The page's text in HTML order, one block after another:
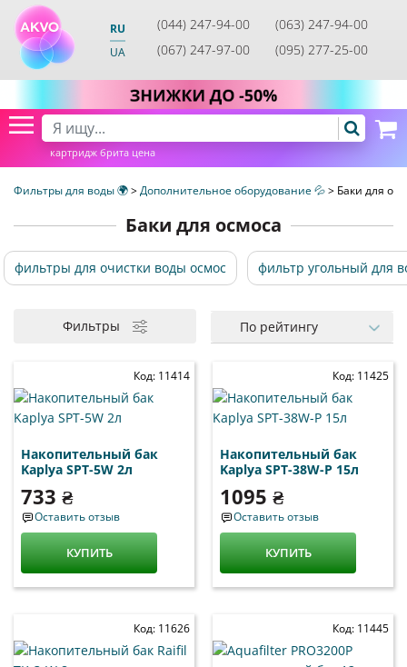
RU
UA
(044) 247-94-00
(063) 247-94-00
(067) 247-97-00
(095) 277-25-00
картридж брита цена
Фильтры для воды 🌍>Дополнительное оборудование 💦> Баки для
Баки для осмоса
фильтры для очистки воды осмос фильтр угольный для
Фильтры По рейтингу
Код: 11414
Накопительный бак
Kaplya SPT-5W 2л
733 ₴
Оставить отзыв
КУПИТЬ
Код: 11425
Накопительный бак
Kaplya SPT-38W-P 15л
1095 ₴
Оставить отзыв
КУПИТЬ
Код: 11626 Код: 11445